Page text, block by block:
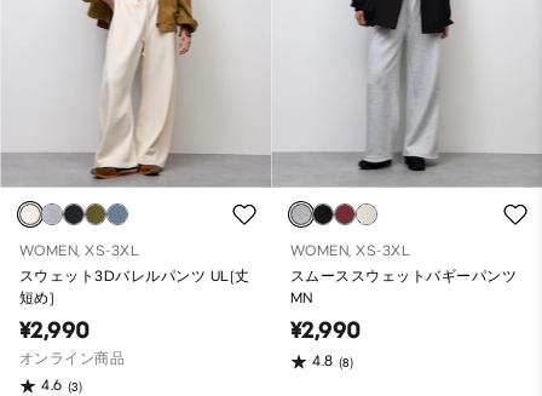
WOMEN, XS-3XL
スウェット3Dバレルパンツ UL(丈
短め)
¥2,990
オンライン商品
4.6 (3)
WOMEN, XS-3XL
スムーススウェットバギーパンツ
MN
¥2,990
4.8 (8)